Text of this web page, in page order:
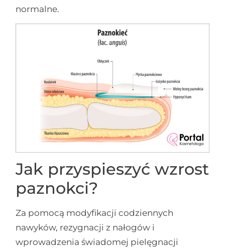
normalne.
Jak przyspieszyć wzrost
paznokci?
Za pomocą modyfikacji codziennych
nawyków, rezygnacji z nałogów i
wprowadzenia świadomej pielęgnacji